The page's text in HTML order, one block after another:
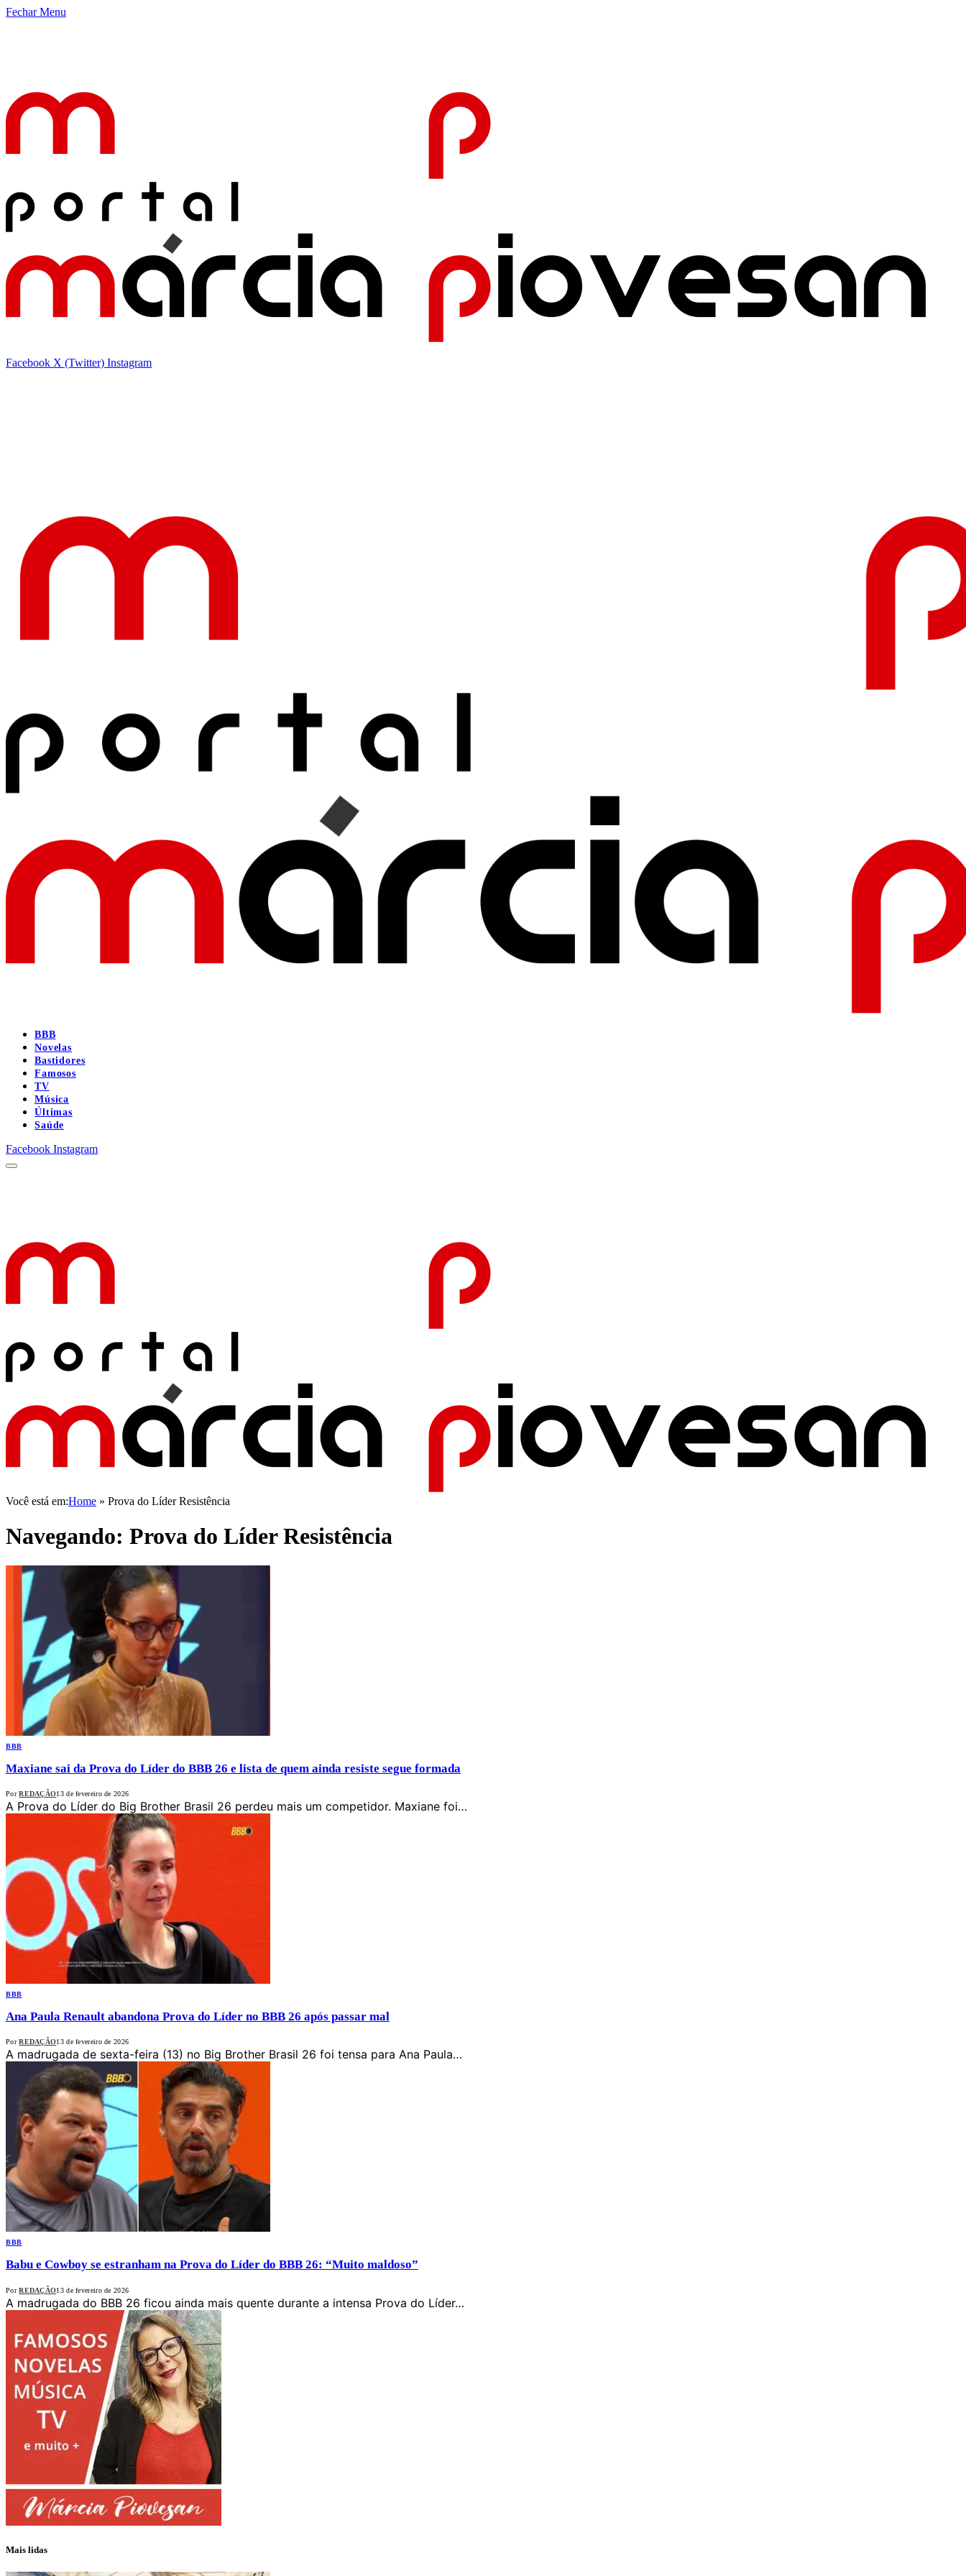
Fechar Menu
Facebook X (Twitter) Instagram
BBB
Novelas
Bastidores
Famosos
TV
Música
Últimas
Saúde
Facebook Instagram
Você está em:Home » Prova do Líder Resistência
Navegando: Prova do Líder Resistência
BBB
Maxiane sai da Prova do Líder do BBB 26 e lista de quem ainda resiste segue formada
Por REDAÇÃO13 de fevereiro de 2026
A Prova do Líder do Big Brother Brasil 26 perdeu mais um competidor. Maxiane foi…
BBB
Ana Paula Renault abandona Prova do Líder no BBB 26 após passar mal
Por REDAÇÃO13 de fevereiro de 2026
A madrugada de sexta-feira (13) no Big Brother Brasil 26 foi tensa para Ana Paula…
BBB
Babu e Cowboy se estranham na Prova do Líder do BBB 26: “Muito maldoso”
Por REDAÇÃO13 de fevereiro de 2026
A madrugada do BBB 26 ficou ainda mais quente durante a intensa Prova do Líder…
Mais lidas